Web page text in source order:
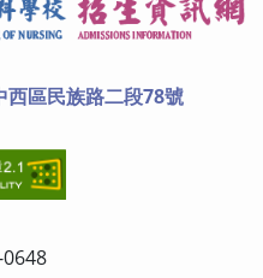
西區民族路二段78號